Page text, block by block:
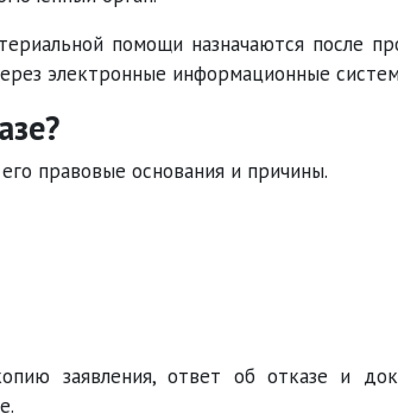
помощи назначаются после
электронные информационные
правовые основания и причины.
заявления, ответ об отказе и